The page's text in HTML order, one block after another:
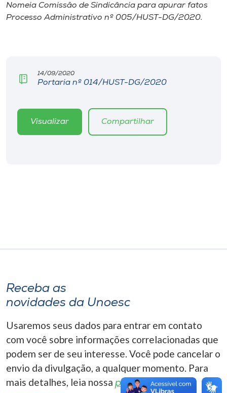
Diplomados
CPA
Editora
Selecione
o idioma
Nomeia Comissão de Sindicância para apurar fatos
Processo Administrativo nº 005/HUST-DG/2020.
14/09/2020
Portaria nº 014/HUST-DG/2020
Visualizar Compartilhar
Receba as
novidades da Unoesc
Usaremos seus dados para entrar em contato
com você sobre informações correlacionadas que
podem ser de seu interesse. Você pode cancelar o
envio da divulgação, a qualquer momento. Para
mais detalhes, leia nossa política de